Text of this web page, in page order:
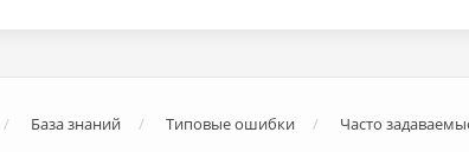
База знаний Типовые ошибки Часто